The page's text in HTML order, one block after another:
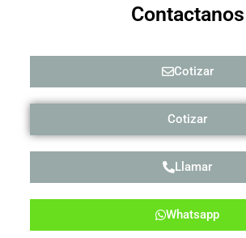
Contactanos
Cotizar
Cotizar
Llamar
Whatsapp